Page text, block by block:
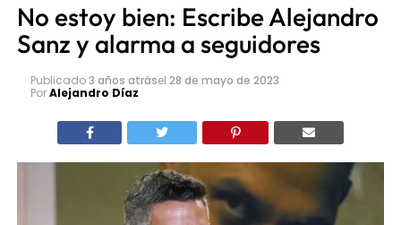
No estoy bien: Escribe Alejandro
Sanz y alarma a seguidores
Publicado3 años atrásel 28 de mayo de 2023
PorAlejandro Díaz